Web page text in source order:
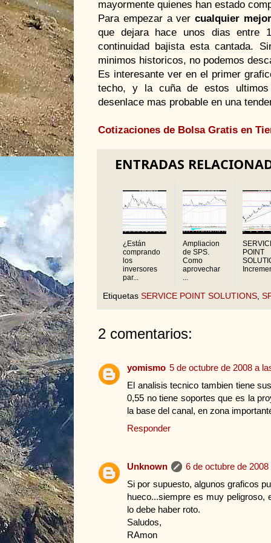
mayormente quienes han estado
Para empezar a vercualquier
que dejara hace unos dias entre
continuidad bajista esta cantada.
minimos historicos, no podemos
Es interesante ver en el primer
techo, y la cuña de estos
desenlace mas probable en una
Cotizaciones de Bolsa Gratis en
ENTRADAS
¿Están
comprando
los
inversores
par...
Ampliacion
de SPS.
Como
aprovechar
...
POINT
Etiquetas SERVICE POINT SOLUTIONS
2 comentarios:
yomismo 5 de octubre de 2008 a
El analisis tecnico tambien tiene
0,55 no tiene soportes que es la
la base del canal, en zona
Responder
Unknown
6 de octubre de
Si por supuesto, algunos graficos
hueco...siempre es muy peligroso,
lo debe haber roto.
Saludos,
RAmon